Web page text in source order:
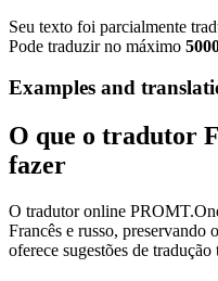
Seu texto foi parcialmente
Pode traduzir no máximo
Examples and
O que o tradutor
fazer
O tradutor online
Francês e russo, preservando
oferece sugestões de